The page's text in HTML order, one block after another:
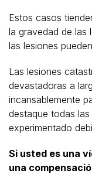
Estos casos
la gravedad de las
las lesiones
Las lesiones
devastadoras a
incansablemente
destaque todas
experimentado
Si usted es una
una